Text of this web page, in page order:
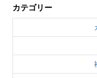
カテゴリー